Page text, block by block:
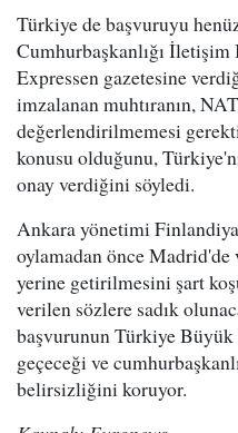
Türkiye de başvuruyu
Cumhurbaşkanlığı
Expressen gazetesine
imzalanan muhtıranın,
değerlendirilmemesi
konusu olduğunu,
onay verdiğini söyledi.
Ankara yönetimi
oylamadan önce Madrid'de
yerine getirilmesini şart
verilen sözlere sadık
başvurunun Türkiye
geçeceği ve
belirsizliğini koruyor.